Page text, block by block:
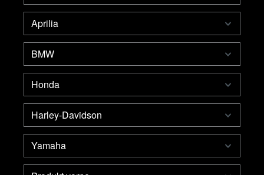
Aprilia
BMW
Honda
Harley-Davidson
Yamaha